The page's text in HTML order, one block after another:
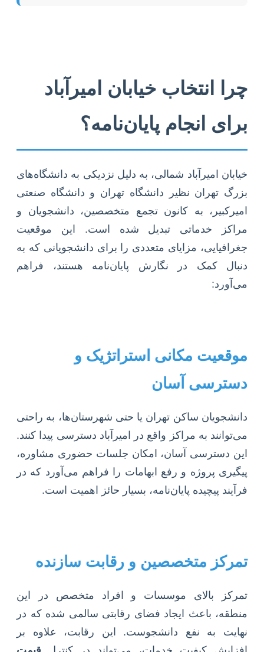
چرا انتخاب خیابان امیرآباد
برای انجام پایان‌نامه؟
خیابان امیرآباد شمالی، به دلیل نزدیکی به دانشگاه‌های
بزرگ تهران نظیر دانشگاه تهران و دانشگاه صنعتی
امیرکبیر، به کانون تجمع متخصصین، دانشجویان و
مراکز خدماتی تبدیل شده است. این موقعیت
جغرافیایی، مزایای متعددی را برای دانشجویانی که به
دنبال کمک در نگارش پایان‌نامه هستند، فراهم
می‌آورد:
موقعیت مکانی استراتژیک و
دسترسی آسان
دانشجویان ساکن تهران یا حتی شهرستان‌ها، به راحتی
می‌توانند به مراکز واقع در امیرآباد دسترسی پیدا کنند.
این دسترسی آسان، امکان جلسات حضوری مشاوره،
پیگیری پروژه و رفع ابهامات را فراهم می‌آورد که در
فرآیند پیچیده پایان‌نامه، بسیار حائز اهمیت است.
تمرکز متخصصین و رقابت سازنده
تمرکز بالای موسسات و افراد متخصص در این
منطقه، باعث ایجاد فضای رقابتی سالمی شده که در
نهایت به نفع دانشجوست. این رقابت، علاوه بر